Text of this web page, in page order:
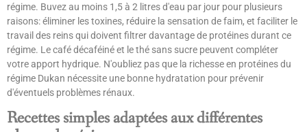
régime. Buvez au moins 1,5 à 2 litres d'eau par jour pour plusieurs
raisons: éliminer les toxines, réduire la sensation de faim, et faciliter le
travail des reins qui doivent filtrer davantage de protéines durant ce
régime. Le café décaféiné et le thé sans sucre peuvent compléter
votre apport hydrique. N'oubliez pas que la richesse en protéines du
régime Dukan nécessite une bonne hydratation pour prévenir
d'éventuels problèmes rénaux.
Recettes simples adaptées aux différentes